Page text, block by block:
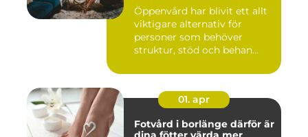
Öppenvård har blivit ett allt
viktigare alternativ för
personer som behöver
struktur, stöd och behan...
01. apr
Fotvård i borlänge därför är